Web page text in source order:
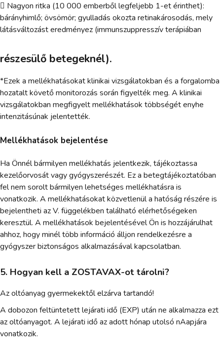
 Nagyon ritka (10 000 emberből legfeljebb 1-et érinthet):
bárányhimlő; övsömör; gyulladás okozta retinakárosodás, mely
látásváltozást eredményez (immunszuppresszív terápiában
részesülő betegeknél).
*Ezek a mellékhatásokat klinikai vizsgálatokban és a forgalomba
hozatalt követő monitorozás során figyelték meg. A klinikai
vizsgálatokban megfigyelt mellékhatások többségét enyhe
intenzitásúnak jelentették.
Mellékhatások bejelentése
Ha Önnél bármilyen mellékhatás jelentkezik, tájékoztassa
kezelőorvosát vagy gyógyszerészét. Ez a betegtájékoztatóban
fel nem sorolt bármilyen lehetséges mellékhatásra is
vonatkozik. A mellékhatásokat közvetlenül a hatóság részére is
bejelentheti az V. függelékben található elérhetőségeken
keresztül. A mellékhatások bejelentésével Ön is hozzájárulhat
ahhoz, hogy minél több információ álljon rendelkezésre a
gyógyszer biztonságos alkalmazásával kapcsolatban.
5. Hogyan kell a ZOSTAVAX-ot tárolni?
Az oltóanyag gyermekektől elzárva tartandó!
A dobozon feltüntetett lejárati idő (EXP) után ne alkalmazza ezt
az oltóanyagot. A lejárati idő az adott hónap utolsó nAapjára
vonatkozik.